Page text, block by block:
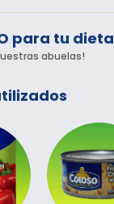
para tu dieta
abuelas!